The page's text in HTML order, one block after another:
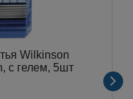
Wilkinson
с гелем, 5шт